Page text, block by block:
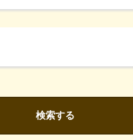
検索する